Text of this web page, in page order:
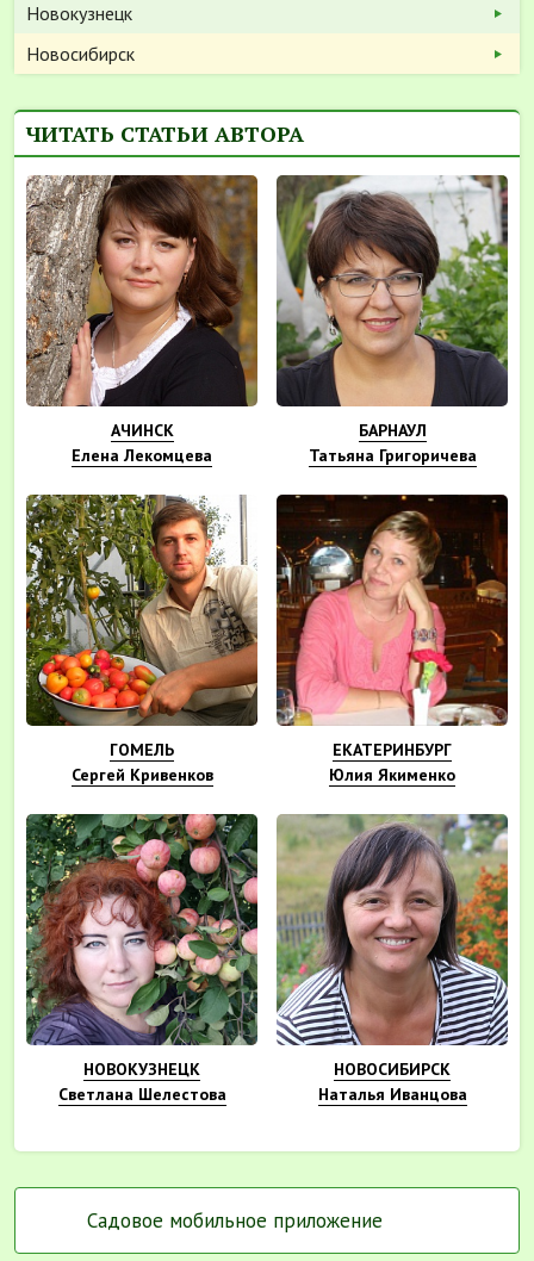
Новокузнецк
Новосибирск
ЧИТАТЬ СТАТЬИ АВТОРА
АЧИНСК
Елена Лекомцева
БАРНАУЛ
Татьяна Григоричева
ГОМЕЛЬ
Сергей Кривенков
ЕКАТЕРИНБУРГ
Юлия Якименко
НОВОКУЗНЕЦК
Светлана Шелестова
НОВОСИБИРСК
Наталья Иванцова
Садовое мобильное приложение